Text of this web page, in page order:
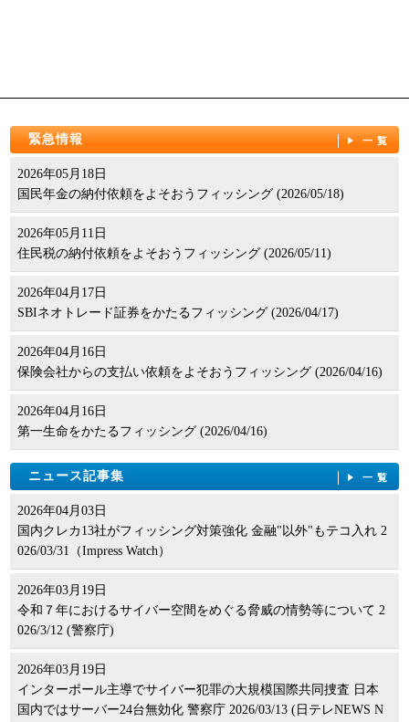
緊急情報 一覧
2026年05月18日
国民年金の納付依頼をよそおうフィッシング (2026/05/18)
2026年05月11日
住民税の納付依頼をよそおうフィッシング (2026/05/11)
2026年04月17日
SBIネオトレード証券をかたるフィッシング (2026/04/17)
2026年04月16日
保険会社からの支払い依頼をよそおうフィッシング (2026/04/16)
2026年04月16日
第一生命をかたるフィッシング (2026/04/16)
ニュース記事集 一覧
2026年04月03日
国内クレカ13社がフィッシング対策強化 金融"以外"もテコ入れ 2
026/03/31（Impress Watch）
2026年03月19日
令和７年におけるサイバー空間をめぐる脅威の情勢等について 2
026/3/12 (警察庁)
2026年03月19日
インターポール主導でサイバー犯罪の大規模国際共同捜査 日本
国内ではサーバー24台無効化 警察庁 2026/03/13 (日テレNEWS N